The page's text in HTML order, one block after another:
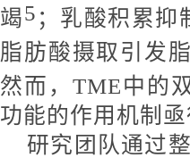
竭5 ；乳酸积累抑
脂肪酸摄取引发
然而，TME中的
功能的作用机制
研究团队通过